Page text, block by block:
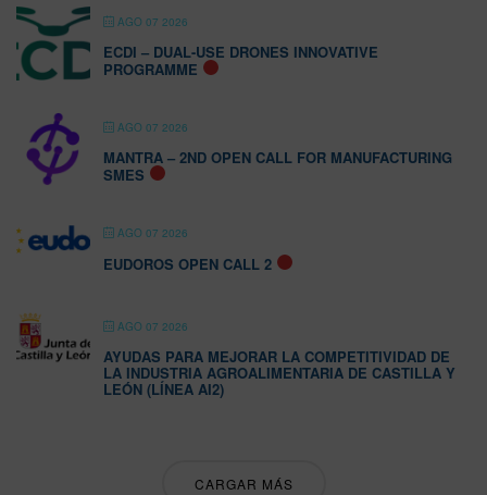
AGO 07 2026
ECDI – DUAL-USE DRONES INNOVATIVE
PROGRAMME
AGO 07 2026
MANTRA – 2ND OPEN CALL FOR MANUFACTURING
SMES
AGO 07 2026
EUDOROS OPEN CALL 2
AGO 07 2026
AYUDAS PARA MEJORAR LA COMPETITIVIDAD DE
LA INDUSTRIA AGROALIMENTARIA DE CASTILLA Y
LEÓN (LÍNEA AI2)
CARGAR MÁS